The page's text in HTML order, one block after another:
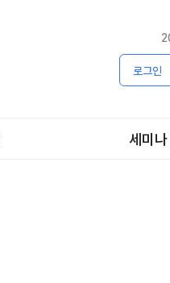
로그인
세미나